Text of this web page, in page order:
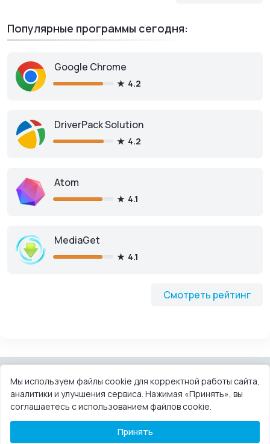
Популярные программы сегодня:
Смотреть рейтинг
Google Chrome
4.2
DriverPack Solution
4.2
Atom
4.1
MediaGet
4.1
КОНТАКТЫ
ПОЛЬЗОВАТЕЛЬСКОЕ СОГЛАШЕНИЕ
ПРАВООБЛАДАТЕЛЯМ
DMCA
Мы используем файлы cookie для корректной работы сайта,
аналитики и улучшения сервиса. Нажимая «Принять», вы
соглашаетесь с использованием файлов cookie.
Принять